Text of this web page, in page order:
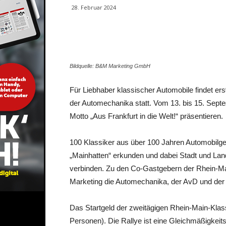
28. Februar 2024
Bildquelle: B&M Marketing GmbH
Für Liebhaber klassischer Automobile findet
der Automechanika statt. Vom 13. bis 15.
Motto „Aus Frankfurt in die Welt!“ präsentieren.
100 Klassiker aus über 100 Jahren
„Mainhatten“ erkunden und dabei Stadt und
verbinden. Zu den Co-Gastgebern der Rhein-
Marketing die Automechanika, der AvD und
Das Startgeld der zweitägigen Rhein-Main-
Personen). Die Rallye ist eine